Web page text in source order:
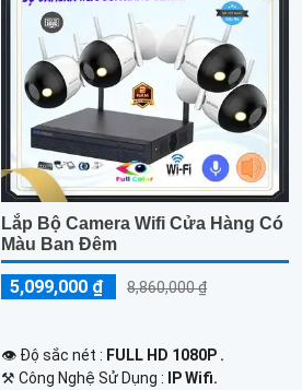
Lắp Bộ Camera Wifi Cửa Hàng Có
Màu Ban Đêm
5,099,000 ₫ 8,860,000 ₫
👁 Độ sắc nét : FULL HD 1080P .
⚒ Công Nghệ Sử Dụng :
IP Wifi.